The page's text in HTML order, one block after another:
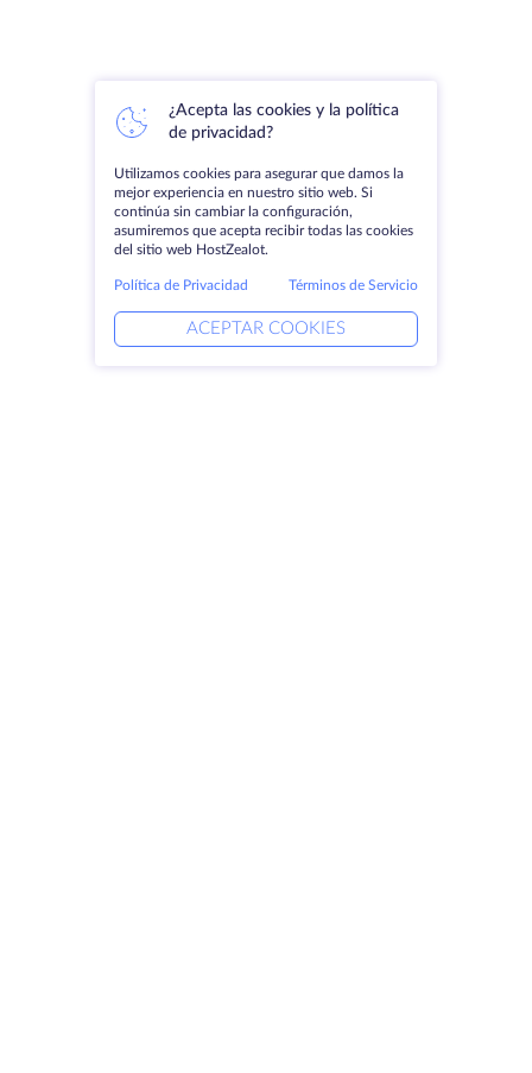
¿Acepta las cookies y la política
de privacidad?
Utilizamos cookies para asegurar que damos la
mejor experiencia en nuestro sitio web. Si
continúa sin cambiar la configuración,
asumiremos que acepta recibir todas las cookies
del sitio web HostZealot.
Política de Privacidad Términos de Servicio
ACEPTAR COOKIES